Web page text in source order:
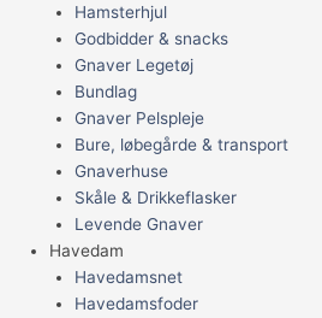
Hamsterhjul
Godbidder & snacks
Gnaver Legetøj
Bundlag
Gnaver Pelspleje
Bure, løbegårde & transport
Gnaverhuse
Skåle & Drikkeflasker
Levende Gnaver
Havedam
Havedamsnet
Havedamsfoder